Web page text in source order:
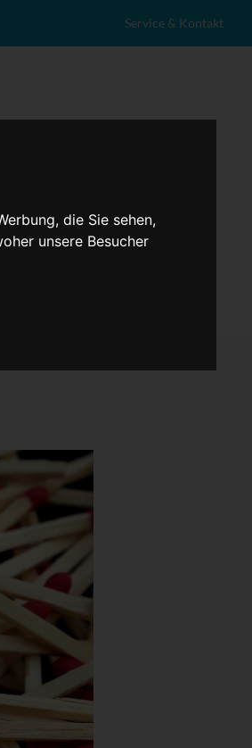
die Sie sehen,
unsere Besucher
Service & Kontakt